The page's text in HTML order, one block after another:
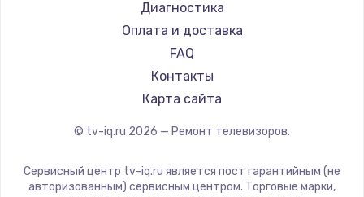
Замена видеокарты
1600 руб.
Заказать
Ремонт разъема питания
880 руб.
Заказать
Hyundai
Doffler
Hiper
Grundig
HITACHI
Yandex
Диагностика
Оплата и доставка
FAQ
Контакты
Карта сайта
© tv-iq.ru 2026 — Ремонт телевизоров.
Сервисный центр tv-iq.ru является пост гарантийным (не
авторизованным) сервисным центром. Торговые марки,